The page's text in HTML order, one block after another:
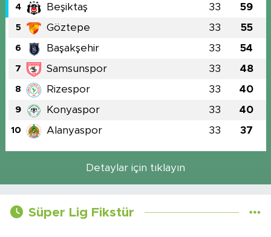
4 Beşiktaş 33 59
5 Göztepe 33 55
6 Başakşehir 33 54
7 Samsunspor 33 48
8 Rizespor 33 40
9 Konyaspor 33 40
10 Alanyaspor 33 37
Detaylar için tıklayın
Süper Lig Fikstür